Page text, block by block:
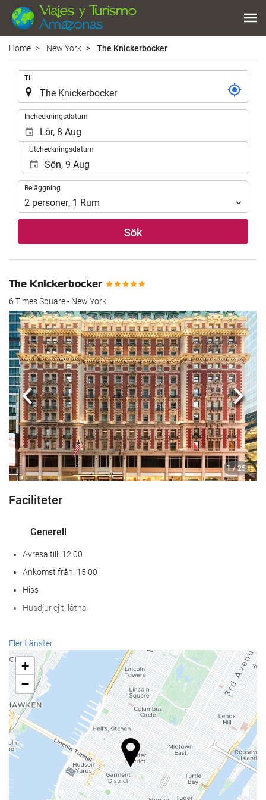
Home New York The Knickerbocker
Till
Incheckningsdatum
Utcheckningsdatum
Beläggning
Beläggning
2 personer, 1 Rum
Sök
The Knickerbocker
6 Times Square - New York
1 / 25
Föregående
Faciliteter
Generell
Avresa till: 12:00
Ankomst från: 15:00
Hiss
Husdjur ej tillåtna
Mat och dryck
À la carte-restaurang
Bar
Kafé på boendet
Receptionstjänster
24-timmarsreception
Bagageförvaring
Fler tjänster
+
−